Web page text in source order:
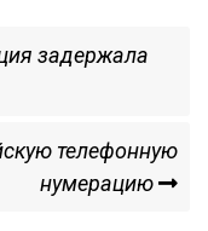
задержала
телефонную
нумерацию